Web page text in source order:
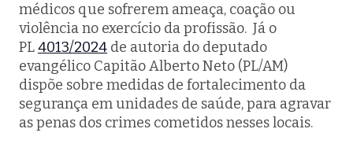
médicos que sofrerem ameaça, coação ou
violência no exercício da profissão. Já o
PL4013/2024 de autoria do deputado
evangélico Capitão Alberto Neto (PL/AM)
dispõe sobre medidas de fortalecimento da
segurança em unidades de saúde, para agravar
as penas dos crimes cometidos nesses locais.